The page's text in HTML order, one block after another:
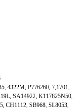
4322M, P776260, 7,1701,
SA14922, K117825N50,
CH1112, SB968, SL8053,